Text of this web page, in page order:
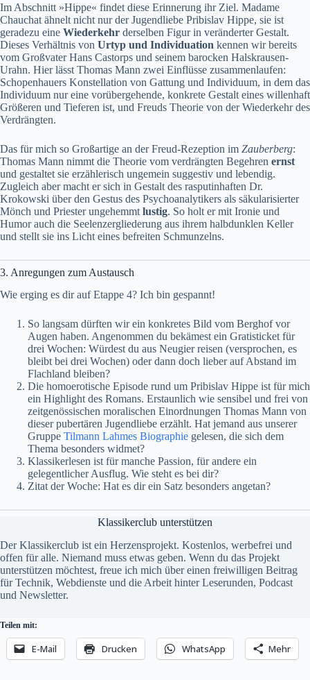
Im Abschnitt »Hippe« findet diese Erinnerung ihr Ziel. Madame
Chauchat ähnelt nicht nur der Jugendliebe Pribislav Hippe, sie ist
geradezu eine Wiederkehr derselben Figur in veränderter Gestalt.
Dieses Verhältnis von Urtyp und Individuation kennen wir bereits
vom Großvater Hans Castorps und seinem barocken Halskrausen-
Urahn. Hier lässt Thomas Mann zwei Einflüsse zusammenlaufen:
Schopenhauers Konstellation von Gattung und Individuum, in dem das
Individuum nur eine vorübergehende, konkrete Gestalt eines willenhaft
Größeren und Tieferen ist, und Freuds Theorie von der Wiederkehr des
Verdrängten.
Das für mich so Großartige an der Freud-Rezeption im Zauberberg:
Thomas Mann nimmt die Theorie vom verdrängten Begehren ernst
und gestaltet sie erzählerisch ungemein suggestiv und lebendig.
Zugleich aber macht er sich in Gestalt des rasputinhaften Dr.
Krokowski über den Gestus des Psychoanalytikers als säkularisierter
Mönch und Priester ungehemmt lustig. So holt er mit Ironie und
Humor auch die Seelenzergliederung aus ihrem halbdunklen Keller
und stellt sie ins Licht eines befreiten Schmunzelns.
3. Anregungen zum Austausch
Wie erging es dir auf Etappe 4? Ich bin gespannt!
So langsam dürften wir ein konkretes Bild vom Berghof vor
Augen haben. Angenommen du bekämest ein Gratisticket für
drei Wochen: Würdest du aus Neugier reisen (versprochen, es
bleibt bei drei Wochen) oder dann doch lieber auf Abstand im
Flachland bleiben?
Die homoerotische Episode rund um Pribislav Hippe ist für mich
ein Highlight des Romans. Erstaunlich wie sensibel und frei von
zeitgenössischen moralischen Einordnungen Thomas Mann von
dieser pubertären Jugendliebe erzählt. Hat jemand aus unserer
Gruppe Tilmann Lahmes Biographie gelesen, die sich dem
Thema besonders widmet?
Klassikerlesen ist für manche Passion, für andere ein
gelegentlicher Ausflug. Wie steht es bei dir?
Zitat der Woche: Hat es dir ein Satz besonders angetan?
Klassikerclub unterstützen
Der Klassikerclub ist ein Herzensprojekt. Kostenlos, werbefrei und
offen für alle. Niemand muss etwas geben. Wenn du das Projekt
unterstützen möchtest, freue ich mich über einen freiwilligen Beitrag
für Technik, Webdienste und die Arbeit hinter Leserunden, Podcast
und Newsletter.
Teilen mit:
E-Mail Drucken WhatsApp Mehr